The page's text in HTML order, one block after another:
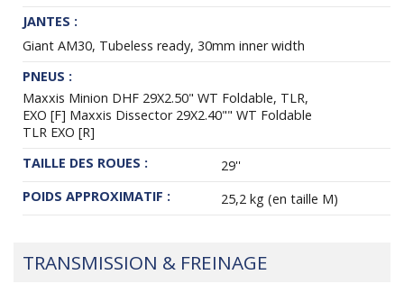
JANTES :
Giant AM30, Tubeless ready, 30mm inner width
PNEUS :
Maxxis Minion DHF 29X2.50" WT Foldable, TLR,
EXO [F] Maxxis Dissector 29X2.40"" WT Foldable
TLR EXO [R]
TAILLE DES ROUES :
29''
POIDS APPROXIMATIF :
25,2 kg (en taille M)
TRANSMISSION & FREINAGE